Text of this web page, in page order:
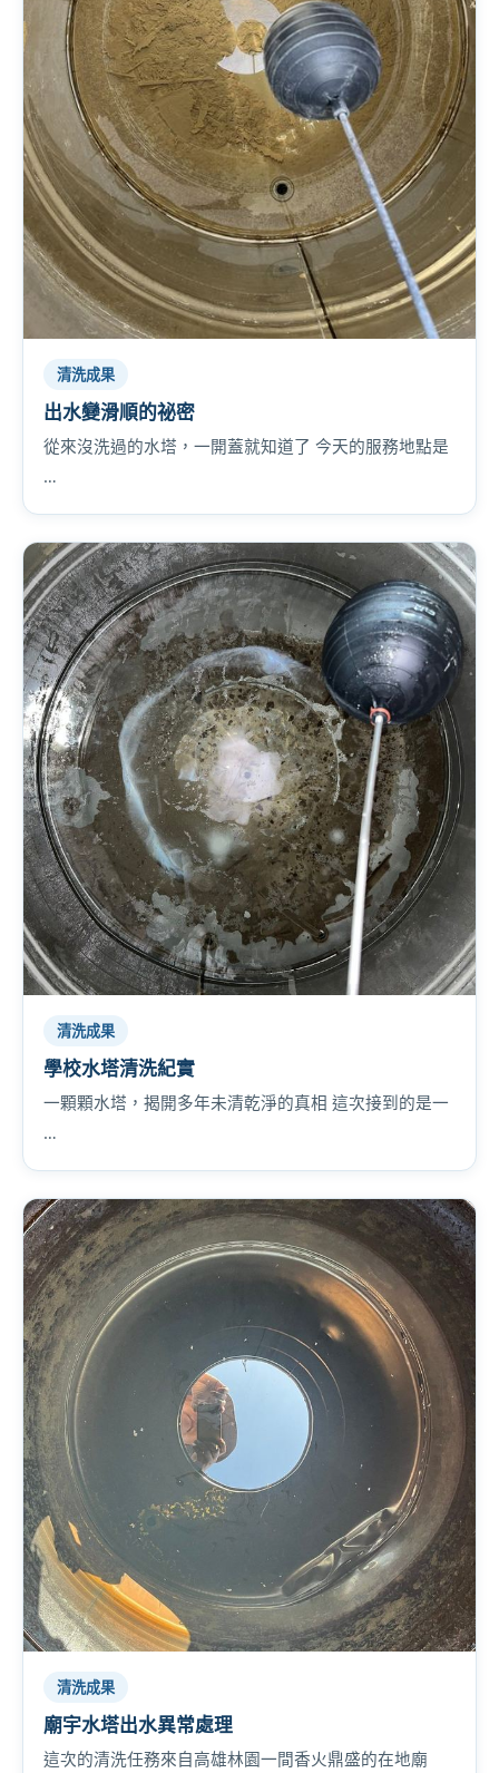
清洗成果
出水變滑順的祕密
從來沒洗過的水塔，一開蓋就知道了 今天的服務地點是
…
清洗成果
學校水塔清洗紀實
一顆顆水塔，揭開多年未清乾淨的真相 這次接到的是一
…
清洗成果
廟宇水塔出水異常處理
這次的清洗任務來自高雄林園一間香火鼎盛的在地廟